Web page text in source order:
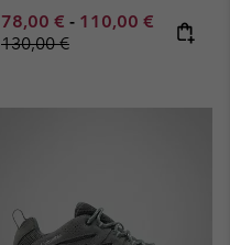
Minimum sale price:
78,00 € - Maximum sale
110,00 € Regular
130,00 €